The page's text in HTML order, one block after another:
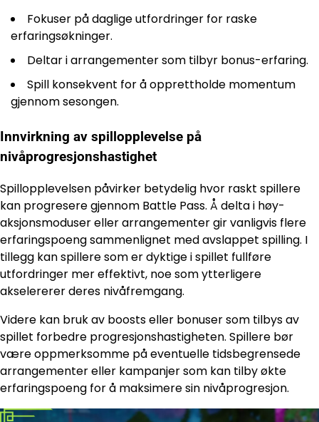
Fokuser på daglige utfordringer for raske
erfaringsøkninger.
Deltar i arrangementer som tilbyr bonus-erfaring.
Spill konsekvent for å opprettholde momentum
gjennom sesongen.
Innvirkning av spillopplevelse på
nivåprogresjonshastighet
Spillopplevelsen påvirker betydelig hvor raskt spillere
kan progresere gjennom Battle Pass. Å delta i høy-
aksjonsmoduser eller arrangementer gir vanligvis flere
erfaringspoeng sammenlignet med avslappet spilling. I
tillegg kan spillere som er dyktige i spillet fullføre
utfordringer mer effektivt, noe som ytterligere
akselererer deres nivåfremgang.
Videre kan bruk av boosts eller bonuser som tilbys av
spillet forbedre progresjonshastigheten. Spillere bør
være oppmerksomme på eventuelle tidsbegrensede
arrangementer eller kampanjer som kan tilby økte
erfaringspoeng for å maksimere sin nivåprogresjon.